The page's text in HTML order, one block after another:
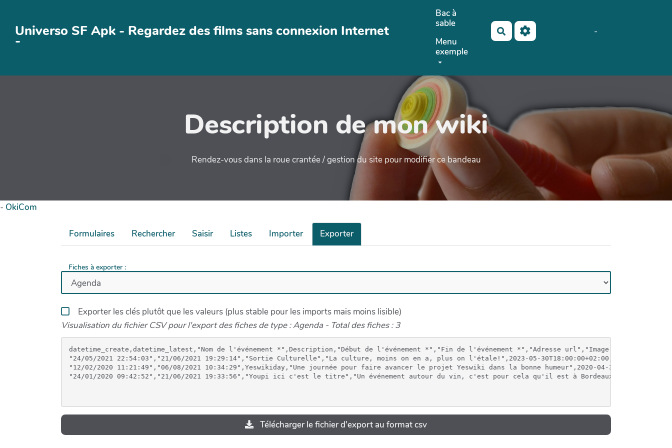
Universo SF Apk - Regardez des films sans connexion Internet
-
Bac à
sable
Menu
exemple
Rechercher
-
Description de mon wiki
Rendez-vous dans la roue crantée / gestion du site pour modifier ce bandeau
- OkiCom
Formulaires Rechercher Saisir Listes Importer Exporter
Fiches à exporter :
Exporter les clés plutôt que les valeurs (plus stable pour les imports mais moins lisible)
Visualisation du fichier CSV pour l'export des fiches de type : Agenda - Total des fiches : 3
datetime_create,datetime_latest,"Nom de l'événement *",Description,"Début de l'événement *","Fin de l'événement *","Adresse url","Image
"24/05/2021 22:54:03","21/06/2021 19:29:14","Sortie Culturelle","La culture, moins on en a, plus on l'étale!",2023-05-30T18:00:00+02:00,2021-05-
"12/02/2020 11:21:49","06/08/2021 10:34:29",Yeswikiday,"Une journée pour faire avancer le projet Yeswiki dans la bonne humeur",2020-04-
Télécharger le fichier d'export au format csv